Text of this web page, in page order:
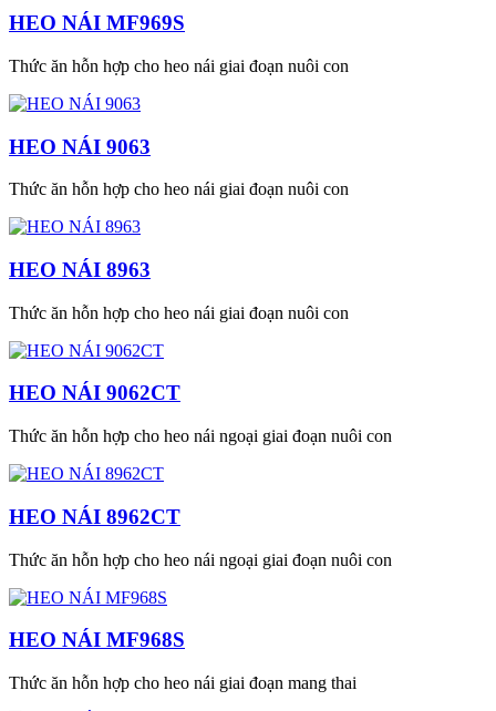
HEO NÁI MF969S
Thức ăn hỗn hợp cho heo nái giai đoạn nuôi con
HEO NÁI 9063
Thức ăn hỗn hợp cho heo nái giai đoạn nuôi con
HEO NÁI 8963
Thức ăn hỗn hợp cho heo nái giai đoạn nuôi con
HEO NÁI 9062CT
Thức ăn hỗn hợp cho heo nái ngoại giai đoạn nuôi con
HEO NÁI 8962CT
Thức ăn hỗn hợp cho heo nái ngoại giai đoạn nuôi con
HEO NÁI MF968S
Thức ăn hỗn hợp cho heo nái giai đoạn mang thai